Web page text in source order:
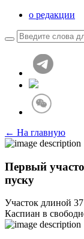
о редакции
← На главную
Первый
пуску
Участок длиной
Каспиан в